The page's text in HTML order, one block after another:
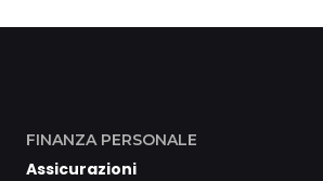
FINANZA PERSONALE
Assicurazioni